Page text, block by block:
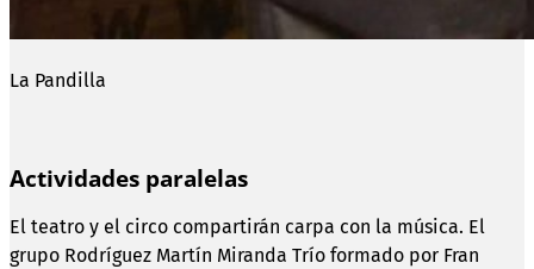
La Pandilla
Actividades paralelas
El teatro y el circo compartirán carpa con la música. El
grupo Rodríguez Martín Miranda Trío formado por Fran